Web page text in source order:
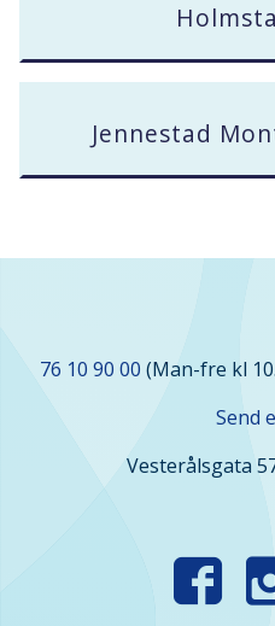
Jennestad
oss
76 10 90 00 (Man-fre kl
Send
Vesterålsgata